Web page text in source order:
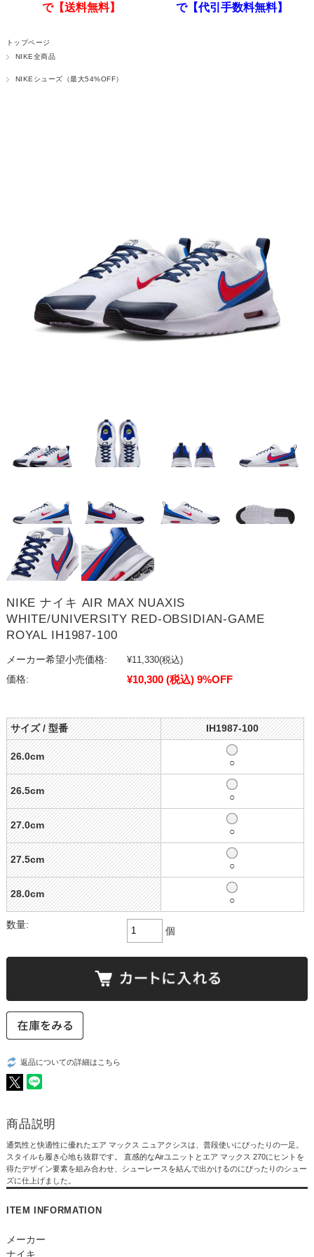
で【送料無料】 で【代引手数料無料】
トップページ
NIKE全商品
NIKEシューズ（最大54%OFF）
NIKE ナイキ AIR MAX NUAXIS
WHITE/UNIVERSITY RED-OBSIDIAN-GAME
ROYAL IH1987-100
メーカー希望小売価格: ¥11,330(税込)
価格:
¥10,300 (税込) 9%OFF
サイズ / 型番 IH1987-100
26.0cm
○
26.5cm
○
27.0cm
○
27.5cm
○
28.0cm
○
数量:
個
返品についての詳細はこちら
商品説明
通気性と快適性に優れたエア マックス ニュアクシスは、普段使いにぴったりの一足。
スタイルも履き心地も抜群です。 直感的なAirユニットとエア マックス 270にヒントを
得たデザイン要素を組み合わせ、シューレースを結んで出かけるのにぴったりのシュー
ズに仕上げました。
ITEM INFORMATION
メーカー
ナイキ